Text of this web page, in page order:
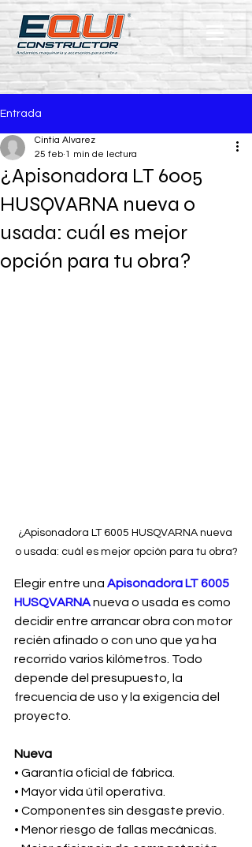
Entrada
¿Apisonadora LT 6005
HUSQVARNA nueva o
usada: cuál es mejor
opción para tu obra?
Cintia Alvarez
25 feb 1 min de lectura
¿Apisonadora LT 6005 HUSQVARNA nueva
o usada: cuál es mejor opción para tu obra?
Elegir entre una Apisonadora LT 6005
HUSQVARNA nueva o usada es como
decidir entre arrancar obra con motor
recién afinado o con uno que ya ha
recorrido varios kilómetros. Todo
depende del presupuesto, la
frecuencia de uso y la exigencia del
proyecto.
Nueva
• Garantía oficial de fábrica.
• Mayor vida útil operativa.
• Componentes sin desgaste previo.
• Menor riesgo de fallas mecánicas.